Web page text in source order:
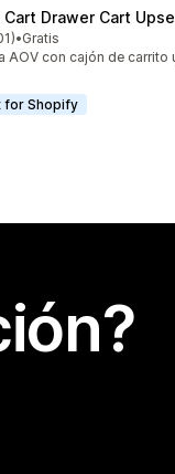
Cart Drawer Cart
en total
•Gratis
AOV con cajón de carrito
for Shopify